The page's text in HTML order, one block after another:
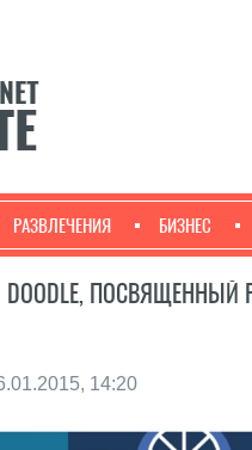
РАЗВЛЕЧЕНИЯ БИЗНЕС
DOODLE,
14:20